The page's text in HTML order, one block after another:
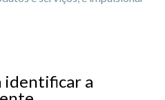
identificar a